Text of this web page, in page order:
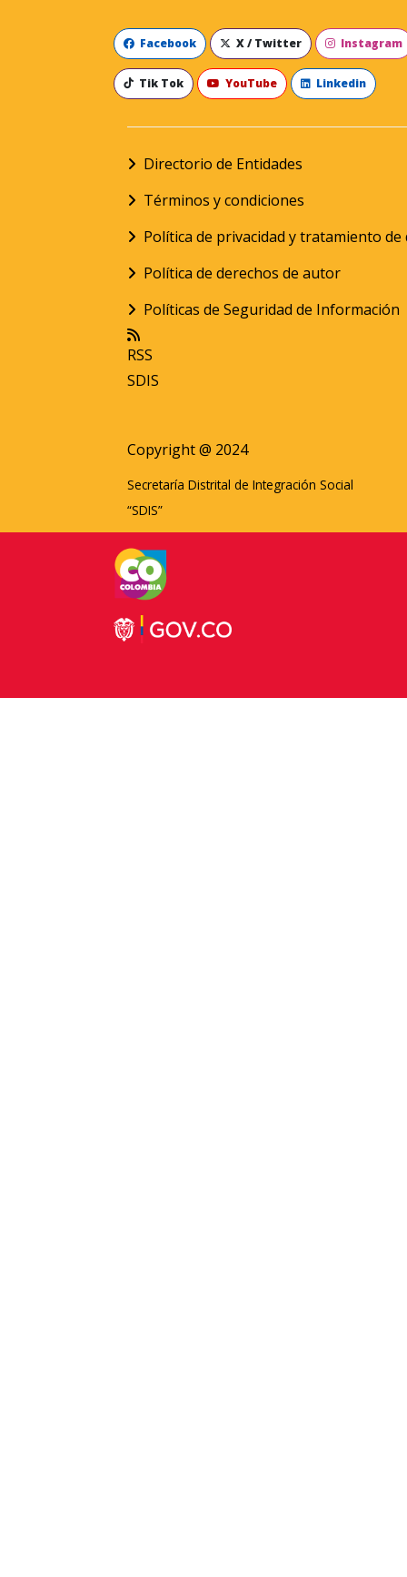
Facebook X / Twitter Instagram
Tik Tok YouTube Linkedin
Directorio de Entidades
Términos y condiciones
Política de privacidad y tratamiento
Política de derechos de autor
Políticas de Seguridad de Información
RSS
SDIS
Copyright @ 2024
Secretaría Distrital de Integración Social
“SDIS”